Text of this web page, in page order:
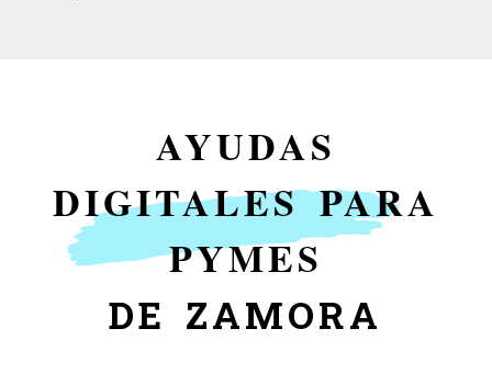
AYUDAS
DIGITALES PARA
PYMES
DE ZAMORA